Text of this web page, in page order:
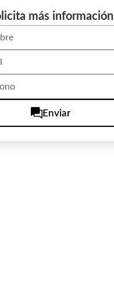
más información
Enviar